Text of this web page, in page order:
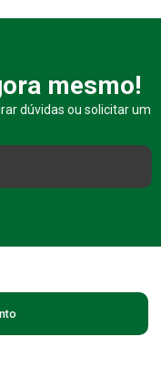
mesmo!
dúvidas ou solicitar um